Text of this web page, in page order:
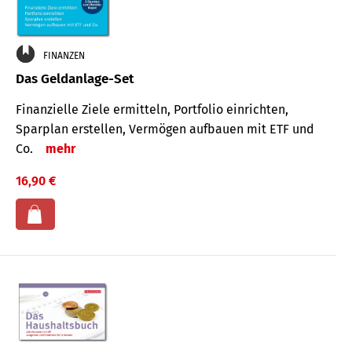
FINANZEN
Das Geldanlage-Set
Finanzielle Ziele ermitteln, Portfolio einrichten,
Sparplan erstellen, Vermögen aufbauen mit ETF und
Co.
mehr
16,90 €